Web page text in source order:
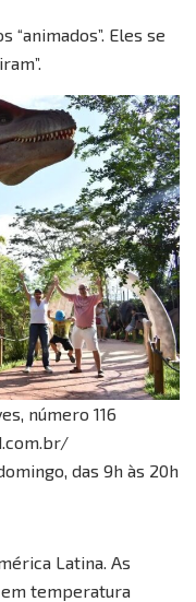
Eles se
número 116
das 9h às 20h
Latina. As
em temperatura